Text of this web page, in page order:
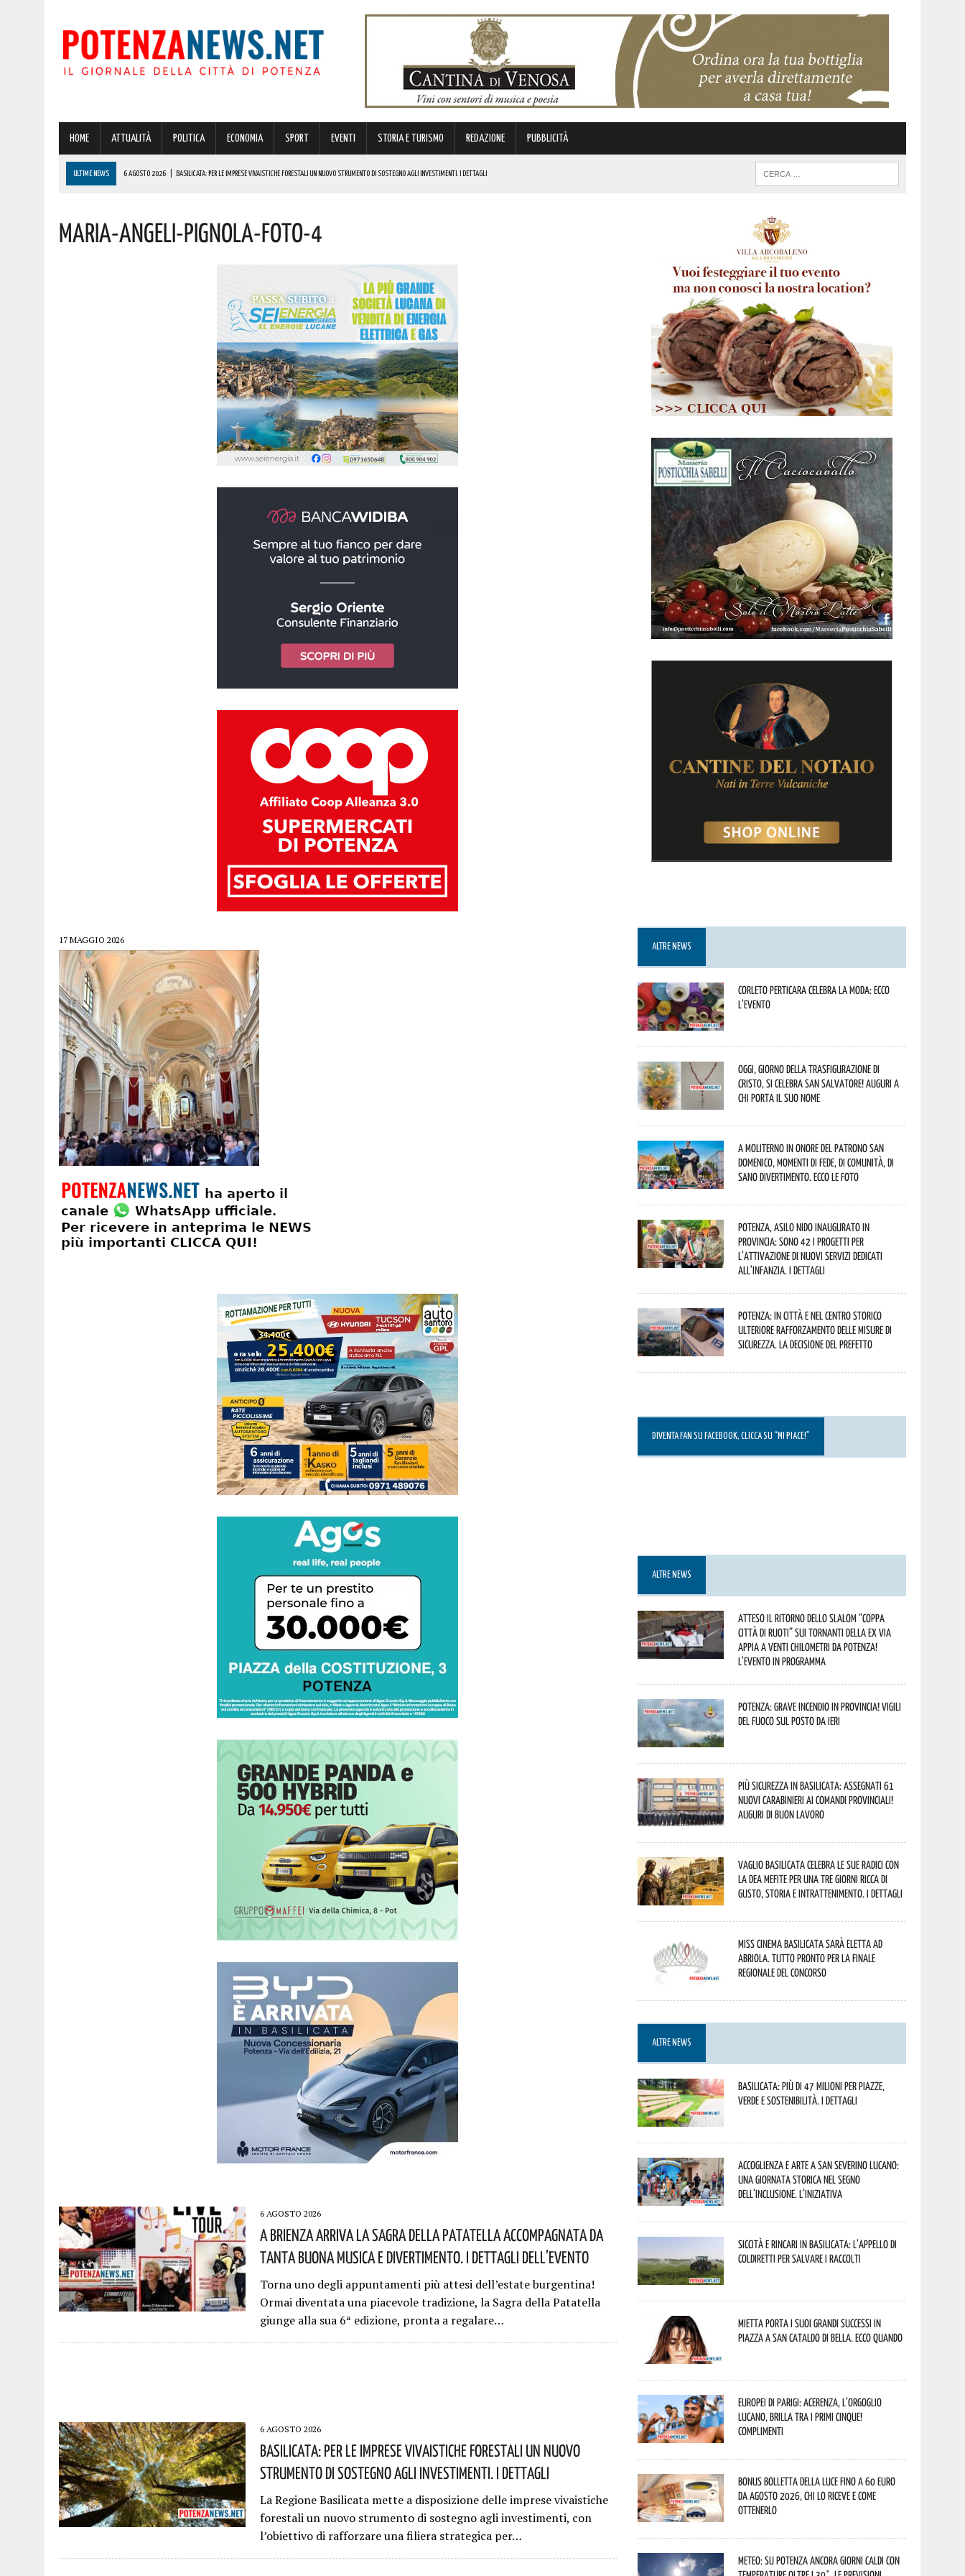
HOME ATTUALITÀ POLITICA ECONOMIA SPORT EVENTI STORIA E TURISMO REDAZIONE PUBBLICITÀ
ULTIME NEWS 6 AGOSTO 2026 BASILICATA: PER LE IMPRESE VIVAISTICHE FORESTALI UN NUOVO STRUMENTO DI SOSTEGNO AGLI INVESTIMENTI. I DETTAGLI
6 AGOSTO 2026 | POTENZA, PER IL GRAVE INCENDIO IN PROVINCIA CARABINIERI FORESTALI DENUNCIANO UN 63ENNE. I DETTAGLI
Maria-Angeli-Pignola-Foto-4
17 MAGGIO 2026
6 AGOSTO 2026
A Brienza Arriva La Sagra Della Patatella Accompagnata Da
Tanta Buona Musica E Divertimento. I Dettagli Dell’evento
Torna uno degli appuntamenti più attesi dell’estate burgentina!
Ormai diventata una piacevole tradizione, la Sagra della Patatella
giunge alla sua 6ª edizione, pronta a regalare…
6 AGOSTO 2026
Basilicata: Per Le Imprese Vivaistiche Forestali Un Nuovo
Strumento Di Sostegno Agli Investimenti. I Dettagli
La Regione Basilicata mette a disposizione delle imprese vivaistiche
forestali un nuovo strumento di sostegno agli investimenti, con
l’obiettivo di rafforzare una filiera strategica per…
ALTRE NEWS
Corleto Perticara celebra la moda: ecco
l’evento
Oggi, giorno della Trasfigurazione di
Cristo, si celebra San Salvatore! Auguri a
chi porta il suo nome
A Moliterno in onore del Patrono San
Domenico, momenti di fede, di comunità, di
sano divertimento. Ecco le foto
Potenza, asilo nido inaugurato in
provincia: sono 42 i progetti per
l’attivazione di nuovi servizi dedicati
all’infanzia. I dettagli
Potenza: in città e nel centro storico
ulteriore rafforzamento delle misure di
sicurezza. La decisione del Prefetto
DIVENTA FAN SU FACEBOOK, CLICCA SU “MI PIACE!”
ALTRE NEWS
Atteso il ritorno dello slalom “Coppa
Città di Ruoti” sui tornanti della ex via
Appia a venti chilometri da Potenza!
L’evento in programma
Potenza: grave incendio in Provincia! Vigili
del fuoco sul posto da ieri
Più sicurezza in Basilicata: assegnati 61
nuovi Carabinieri ai Comandi provinciali!
Auguri di buon lavoro
Vaglio Basilicata celebra le sue radici con
la Dea Mefite per una tre giorni ricca di
gusto, storia e intrattenimento. I dettagli
Miss Cinema Basilicata sarà eletta ad
Abriola. Tutto pronto per la finale
regionale del concorso
ALTRE NEWS
Basilicata: più di 47 milioni per piazze,
verde e sostenibilità. I dettagli
Accoglienza e arte a San Severino Lucano:
una giornata storica nel segno
dell’inclusione. L’iniziativa
Siccità e rincari in Basilicata: l’appello di
Coldiretti per salvare i raccolti
Mietta porta i suoi grandi successi in
piazza a San Cataldo di Bella. Ecco quando
Europei di Parigi: Acerenza, l’orgoglio
lucano, brilla tra i primi cinque!
Complimenti
Bonus bolletta della luce fino a 60 euro
da agosto 2026, chi lo riceve e come
ottenerlo
Meteo: su Potenza ancora giorni caldi con